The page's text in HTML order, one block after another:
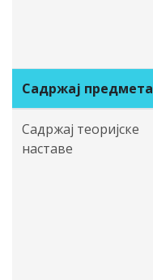
Садржај предмета
Садржај теоријске
наставе